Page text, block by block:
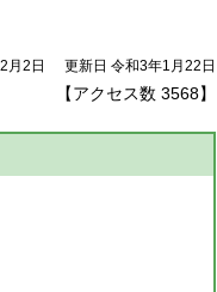
月2日 更新日 令和3年1月22日
【アクセス数 3568】